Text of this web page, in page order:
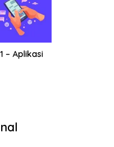
– Aplikasi